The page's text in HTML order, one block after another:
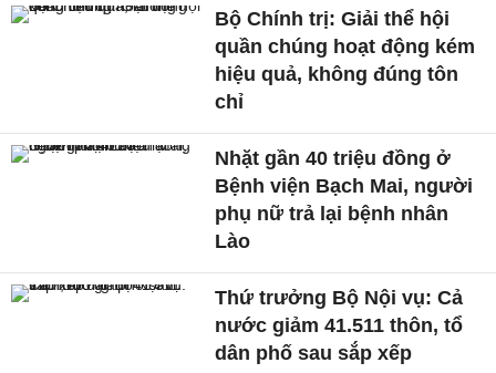
Bộ Chính trị: Giải thể hội
quần chúng hoạt động kém
hiệu quả, không đúng tôn
chỉ
Nhặt gần 40 triệu đồng ở
Bệnh viện Bạch Mai, người
phụ nữ trả lại bệnh nhân
Lào
Thứ trưởng Bộ Nội vụ: Cả
nước giảm 41.511 thôn, tổ
dân phố sau sắp xếp